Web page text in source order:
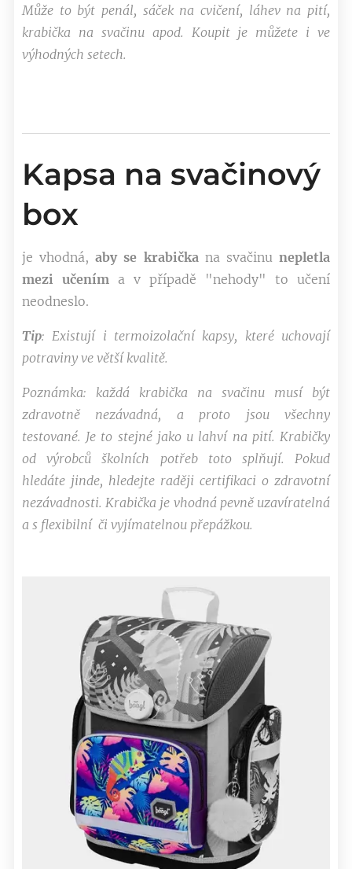
Může to být penál, sáček na cvičení, láhev na pití,
krabička na svačinu apod. Koupit je můžete i ve
výhodných setech.
Kapsa na svačinový
box
je vhodná,aby se krabičkana svačinunepletla
mezi učením a v případě "nehody" to učení
neodneslo.
Tip: Existují i termoizolační kapsy, které uchovají
potraviny ve větší kvalitě.
Poznámka: každá krabička na svačinu musí být
zdravotně nezávadná, a proto jsou všechny
testované. Je to stejné jako u lahví na pití. Krabičky
od výrobců školních potřeb toto splňují. Pokud
hledáte jinde, hledejte raději certifikaci o zdravotní
nezávadnosti.Krabička je vhodná pevně uzavíratelná
a s flexibilní či vyjímatelnou přepážkou.